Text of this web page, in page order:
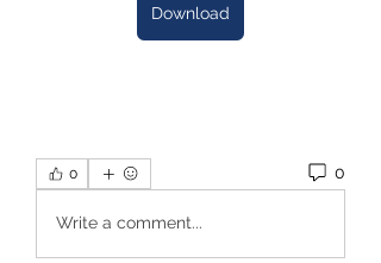
Download
0 0
Write a comment...